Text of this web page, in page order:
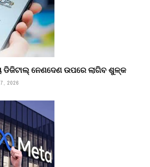
ନେଣଦେଣ ଉପରେ ଲାଗିବ ଶୁଳ୍କ
2026